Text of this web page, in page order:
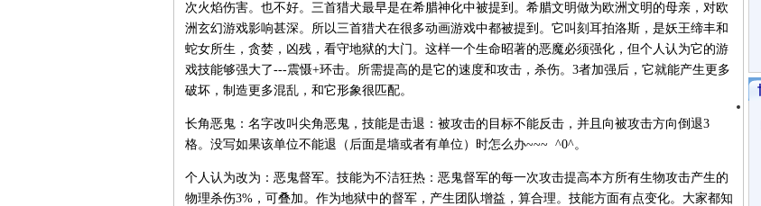
次火焰伤害。也不好。三首猎犬最早是在希腊神化中被提到。希腊文明做为欧洲文明的母亲，对欧
洲玄幻游戏影响甚深。所以三首猎犬在很多动画游戏中都被提到。它叫刻耳拍洛斯，是妖王缔丰和
蛇女所生，贪婪，凶残，看守地狱的大门。这样一个生命昭著的恶魔必须强化，但个人认为它的游
戏技能够强大了---震慑+环击。所需提高的是它的速度和攻击，杀伤。3者加强后，它就能产生更多
破坏，制造更多混乱，和它形象很匹配。
长角恶鬼：名字改叫尖角恶鬼，技能是击退：被攻击的目标不能反击，并且向被攻击方向倒退3
格。没写如果该单位不能退（后面是墙或者有单位）时怎么办~~~ ^0^。
个人认为改为：恶鬼督军。技能为不洁狂热：恶鬼督军的每一次攻击提高本方所有生物攻击产生的
物理杀伤3%，可叠加。作为地狱中的督军，产生团队增益，算合理。技能方面有点变化。大家都知